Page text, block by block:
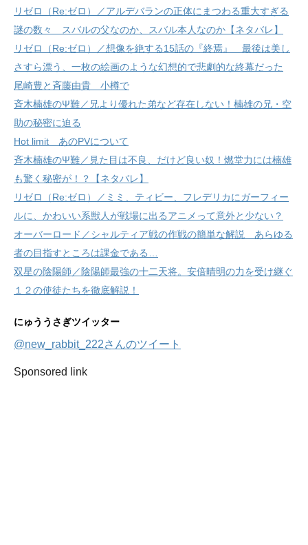
リゼロ（Re:ゼロ）／アルデバランの正体にまつわる重大すぎる
謎の数々 スバルの父なのか、スバル本人なのか【ネタバレ】
リゼロ（Re:ゼロ）／想像を絶する15話の『終焉』 最後は美し
さすら漂う、一枚の絵画のような幻想的で悲劇的な終幕だった
尾崎豊と斉藤由貴 小樽で
斉木楠雄のΨ難／兄より優れた弟など存在しない！楠雄の兄・空
助の秘密に迫る
Hot limit あのPVについて
斉木楠雄のΨ難／見た目は不良、だけど良い奴！燃堂力には楠雄
も驚く秘密が！？【ネタバレ】
リゼロ（Re:ゼロ）／ミミ、ティビー、フレデリカにガーフィー
ルに、かわいい系獣人が戦場に出るアニメって意外と少ない？
オーバーロード／シャルティア戦の作戦の簡単な解説 あらゆる
者の目指すところは課金である…
双星の陰陽師／陰陽師最強の十二天将。安倍晴明の力を受け継ぐ
１２の使徒たちを徹底解説！
にゅううさぎツイッター
@new_rabbit_222さんのツイート
Sponsored link